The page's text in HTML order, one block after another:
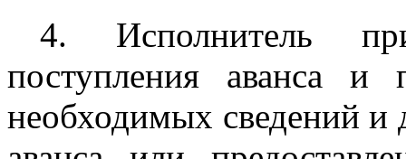
4. Исполнитель
поступления аванса и
необходимых сведений и